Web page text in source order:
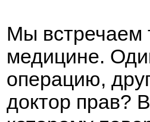
Мы встречаем
медицине.
операцию,
доктор прав?